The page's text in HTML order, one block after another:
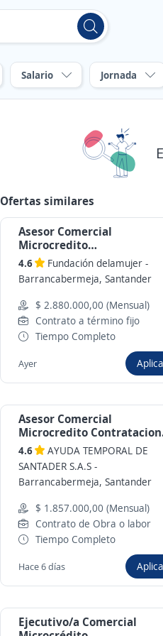
Salario Jornada
Ofertas similares
Asesor Comercial
Microcredito
Barrancabermeja
4.6 Fundación delamujer -
Barrancabermeja, Santander
$ 2.880.000,00 (Mensual)
Contrato a término fijo
Tiempo Completo
Ayer
Asesor Comercial
Microcredito Contratacion
Inmediata
4.6
AYUDA TEMPORAL DE
SANTADER S.A.S -
Barrancabermeja, Santander
$ 1.857.000,00 (Mensual)
Contrato de Obra o labor
Tiempo Completo
Hace 6 días
Ejecutivo/a Comercial